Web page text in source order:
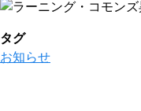
タグ
お知らせ